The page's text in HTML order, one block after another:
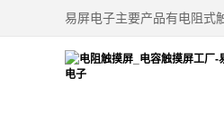
易屏电子主要产品有电阻式